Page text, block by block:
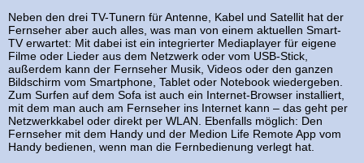
Neben den drei TV-Tunern für Antenne, Kabel und Satellit hat der
Fernseher aber auch alles, was man von einem aktuellen Smart-
TV erwartet: Mit dabei ist ein integrierter Mediaplayer für eigene
Filme oder Lieder aus dem Netzwerk oder vom USB-Stick,
außerdem kann der Fernseher Musik, Videos oder den ganzen
Bildschirm vom Smartphone, Tablet oder Notebook wiedergeben.
Zum Surfen auf dem Sofa ist auch ein Internet-Browser installiert,
mit dem man auch am Fernseher ins Internet kann – das geht per
Netzwerkkabel oder direkt per WLAN. Ebenfalls möglich: Den
Fernseher mit dem Handy und der Medion Life Remote App vom
Handy bedienen, wenn man die Fernbedienung verlegt hat.